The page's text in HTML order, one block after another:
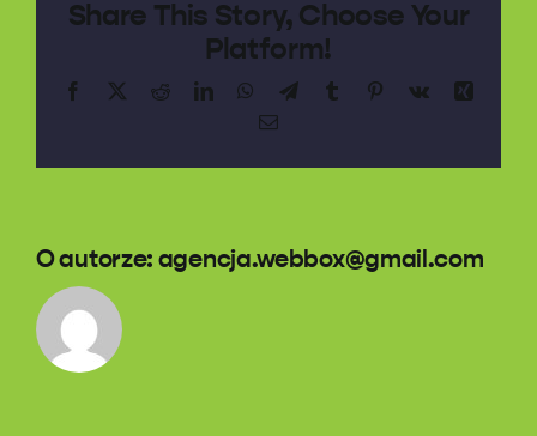
Share This Story, Choose Your
Platform!
Facebook RedditLinkedInWhatsApp
TelegramTumblr Pinterest
Vk
Email
O autorze: agencja.webbox@gmail.com